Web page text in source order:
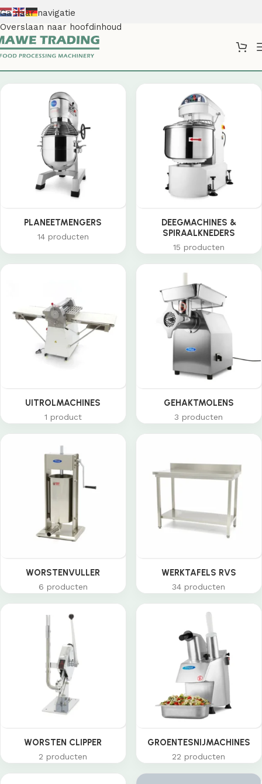
Ga naar navigatie
Overslaan naar hoofdinhoud
PLANEETMENGERS
14 producten
DEEGMACHINES &
SPIRAALKNEDERS
15 producten
UITROLMACHINES
1 product
GEHAKTMOLENS
3 producten
WORSTENVULLER
6 producten
WERKTAFELS RVS
34 producten
WORSTEN CLIPPER
2 producten
GROENTESNIJMACHINES
22 producten